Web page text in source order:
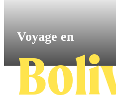
Voyage en